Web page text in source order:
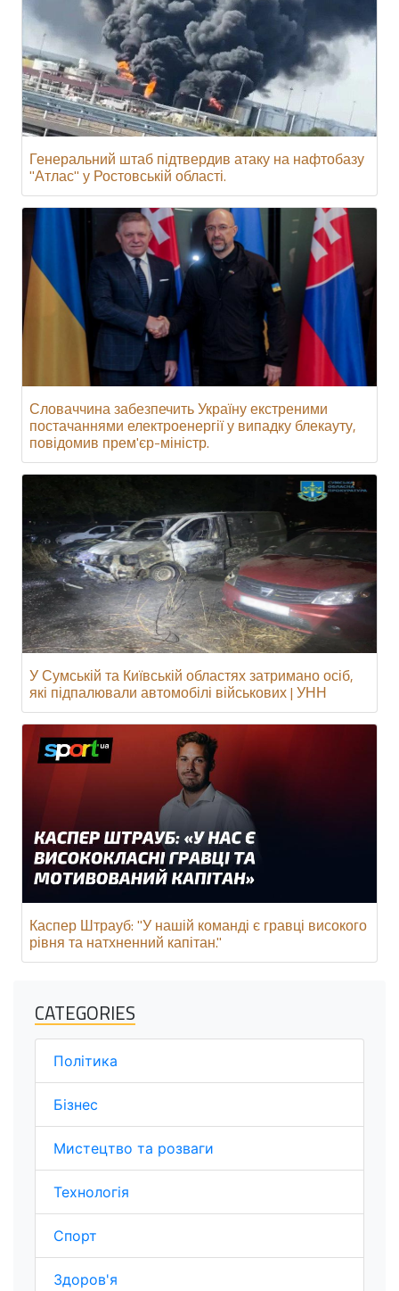
Генеральний штаб підтвердив атаку на нафтобазу
"Атлас" у Ростовській області.
Словаччина забезпечить Україну екстреними
постачаннями електроенергії у випадку блекауту,
повідомив прем'єр-міністр.
У Сумській та Київській областях затримано осіб,
які підпалювали автомобілі військових | УНН
Каспер Штрауб: "У нашій команді є гравці високого
рівня та натхненний капітан."
CATEGORIES
Політика
Бізнес
Мистецтво та розваги
Технологія
Спорт
Здоров'я